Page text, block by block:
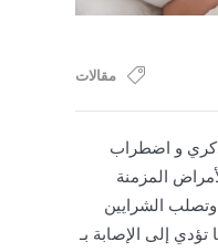
مقالات
و اضطراب
المزمنة
الشرايين
إلى الإصابة بـ